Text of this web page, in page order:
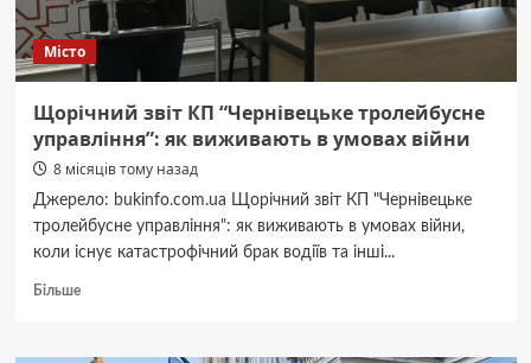
водіїв.
Більшість
мобілізували
в
Місто
Щорічний звіт КП “Чернівецьке тролейбусне
управління”: як виживають в умовах війни
8 місяців тому назад
Джерело: bukinfo.com.ua Щорічний звіт КП "Чернівецьке
тролейбусне управління": як виживають в умовах війни,
коли існує катастрофічний брак водіїв та інші...
БільшеДокладніше
звіт